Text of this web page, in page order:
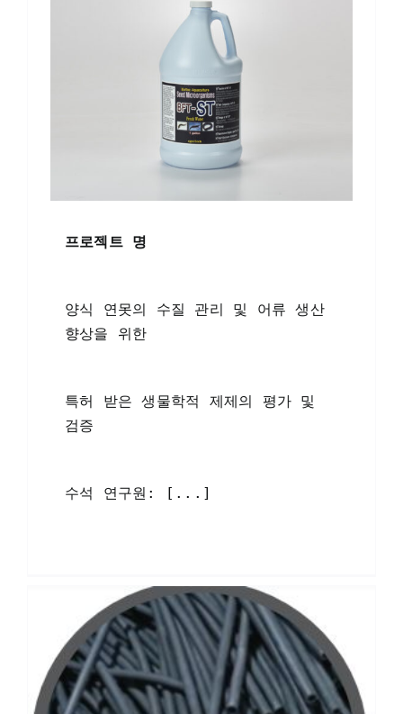
프로젝트 명
양식 연못의 수질 관리 및 어류 생산
향상을 위한
특허 받은 생물학적 제제의 평가 및
검증
수석 연구원: [...]